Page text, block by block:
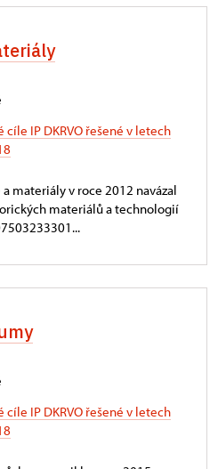
cíle IP DKRVO řešené v letech
materiály v roce 2012 navázal
materiálů a technologií
cíle IP DKRVO řešené v letech